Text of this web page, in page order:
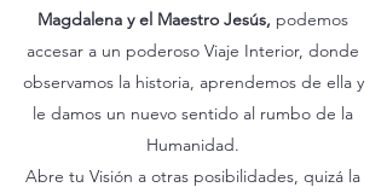
Magdalena y el Maestro Jesús, podemos
accesar a un poderoso Viaje Interior, donde
observamos la historia, aprendemos de ella y
le damos un nuevo sentido al rumbo de la
Humanidad.
Abre tu Visión a otras posibilidades, quizá la